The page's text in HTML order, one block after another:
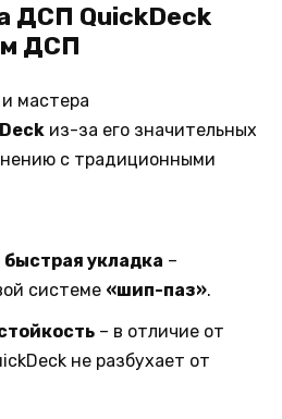
ДСП QuickDeck
ДСП
мастера
из-за его значительных
с традиционными
быстрая укладка –
системе «шип-паз».
– в отличие от
не разбухает от